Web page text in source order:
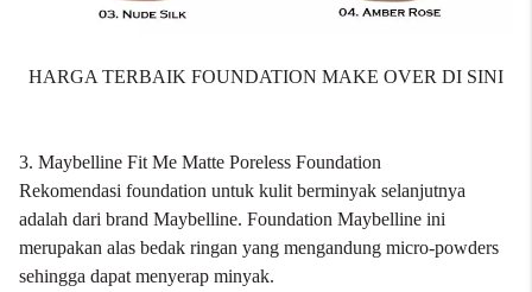
HARGA TERBAIK FOUNDATION MAKE OVER DI SINI
3. Maybelline Fit Me Matte Poreless Foundation
Rekomendasi foundation untuk kulit berminyak selanjutnya
adalah dari brand Maybelline. Foundation Maybelline ini
merupakan alas bedak ringan yang mengandung micro-powders
sehingga dapat menyerap minyak.